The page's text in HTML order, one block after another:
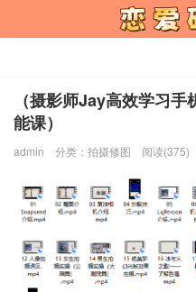
恋爱
（摄影师Jay高效学习
能课）
admin 分类： 拍摄修图 阅读(375)